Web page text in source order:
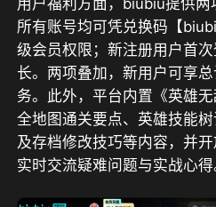
用户福利方面，biubiu提供两
所有账号均可凭兑换码【
级会员权限；新注册用户首
长。两项叠加，新用户可享
务。此外，平台内置《英雄
全地图通关要点、英雄技能
及存档修改技巧等内容，并
实时交流疑难问题与实战心得